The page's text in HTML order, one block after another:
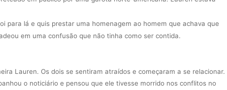
para lá e quis prestar uma homenagem ao homem que achava que
em uma confusão que não tinha como ser contida.
Lauren. Os dois se sentiram atraídos e começaram a se relacionar.
o noticiário e pensou que ele tivesse morrido nos conflitos no